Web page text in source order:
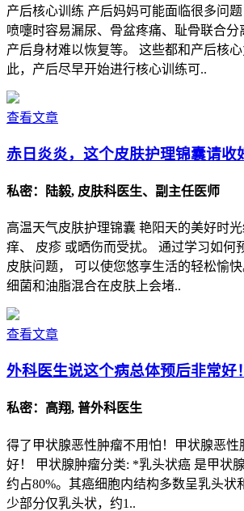
产后核心训练 产后妈妈可能面临很多问
喷嚏时容易漏尿、骨盆疼痛、耻骨联合分
产后身材难以恢复等。 这些都和产后核
此，产后尽早开始进行核心训练可..
查看文章
赤日炎炎，这个皮肤护理锦囊请收
私密：陆毅, 皮肤科医生、副主任医师
高温天气皮肤护理锦囊 艳阳天的美好时
痒、 皮疹 或晒伤而受扰。 通过学习如何
皮肤问题， 可以使您悠享生活的轻松愉
细菌和油脂混合在皮肤上会堵..
查看文章
外科医生说这个病总体预后非常好！
私密：高翔, 普外科医生
得了甲状腺恶性肿瘤不用怕！甲状腺恶性
好！ 甲状腺肿瘤分类: *乳头状癌 是甲状
约占80%。其癌细胞内结构多数呈乳头状
少部分仅乳头状，约1..